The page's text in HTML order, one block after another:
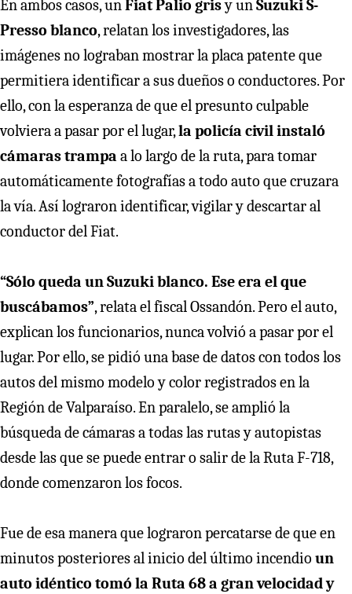
En ambos casos, unFiat Palio grisy unSuzuki S-
Presso blanco, relatan los investigadores, las
imágenes no lograban mostrar la placa patente que
permitiera identificar a sus dueños o conductores. Por
ello, con la esperanza de que el presunto culpable
volviera a pasar por el lugar,la policía civil instaló
cámaras trampa a lo largo de la ruta, para tomar
automáticamente fotografías a todo auto que cruzara
la vía. Así lograron identificar, vigilar y descartar al
conductor del Fiat.
“Sólo queda un Suzuki blanco. Ese era el que
buscábamos”, relata el fiscal Ossandón. Pero el auto,
explican los funcionarios, nunca volvió a pasar por el
lugar. Por ello, se pidió una base de datos con todos los
autos del mismo modelo y color registrados en la
Región de Valparaíso. En paralelo, se amplió la
búsqueda de cámaras a todas las rutas y autopistas
desde las que se puede entrar o salir de la Ruta F-718,
donde comenzaron los focos.
Fue de esa manera que lograron percatarse de que en
minutos posteriores al inicio del último incendio un
auto idéntico tomó la Ruta 68 a gran velocidad y